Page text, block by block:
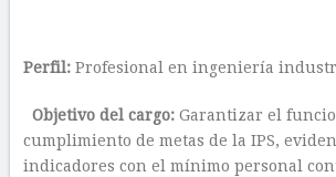
Perfil:Profesional en ingeniería
Objetivo del cargo:Garantizar el
cumplimiento de metas de la IPS,
indicadores con el mínimo personal